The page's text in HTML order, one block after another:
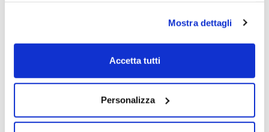
Chiudendo il banner con la X oppure cliccando su Rifiuta
la navigazione proseguirà in assenza di cookie diversi da
Mostra dettagli
Accetta tutti
Personalizza
entro 24 ore dalla conoscenza di qualsiasi
dettagliata dell’incidente.
A chi si applica la Direttiva NIS 2
La Direttiva, agli Allegati 1 e 2, elenca i soggetti interessati